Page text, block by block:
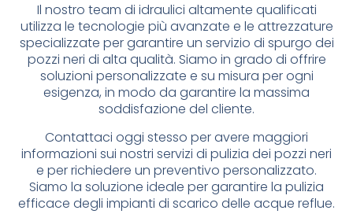
Il nostro team di idraulici altamente qualificati
utilizza le tecnologie più avanzate e le attrezzature
specializzate per garantire un servizio di spurgo dei
pozzi neri di alta qualità. Siamo in grado di offrire
soluzioni personalizzate e su misura per ogni
esigenza, in modo da garantire la massima
soddisfazione del cliente.
Contattaci oggi stesso per avere maggiori
informazioni sui nostri servizi di pulizia dei pozzi neri
e per richiedere un preventivo personalizzato.
Siamo la soluzione ideale per garantire la pulizia
efficace degli impianti di scarico delle acque reflue.